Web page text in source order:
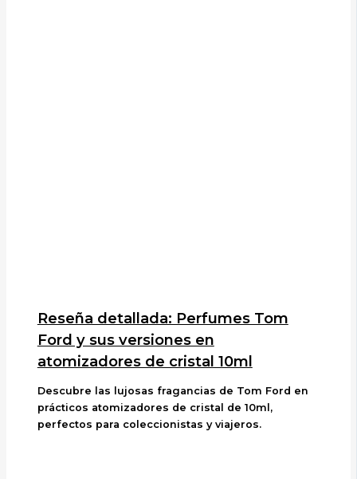
Reseña detallada: Perfumes Tom
Ford y sus versiones en
atomizadores de cristal 10ml
Descubre las lujosas fragancias de Tom Ford en
prácticos atomizadores de cristal de 10ml,
perfectos para coleccionistas y viajeros.